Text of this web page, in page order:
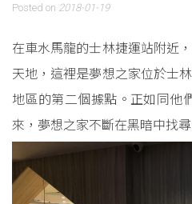
Posted on 2018-01-19
在車水馬龍的士林捷運站附近
天地，這裡是夢想之家位於士
地區的第二個據點。正如同他
來，夢想之家不斷在黑暗中找